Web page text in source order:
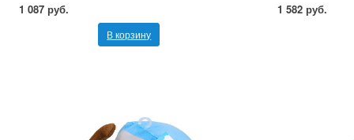
1 087 руб.
В корзину
1 582 руб.